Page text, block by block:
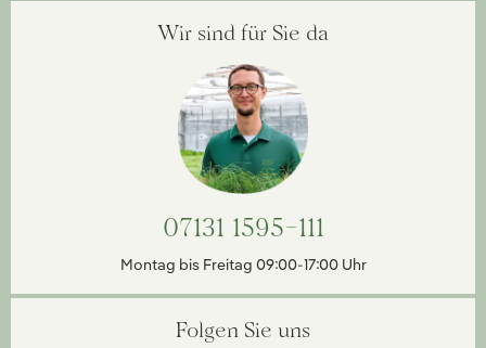
Wir sind für Sie da
07131 1595-111
Montag bis Freitag 09:00-17:00 Uhr
Folgen Sie uns